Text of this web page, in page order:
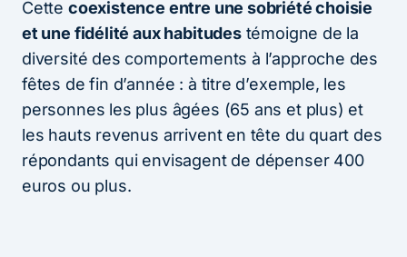
Cette coexistence entre une sobriété choisie
et une fidélité aux habitudestémoigne de la
diversité des comportements à l’approche des
fêtes de fin d’année : à titre d’exemple, les
personnes les plus âgées (65 ans et plus) et
les hauts revenus arrivent en tête du quart des
répondants qui envisagent de dépenser 400
euros ou plus.